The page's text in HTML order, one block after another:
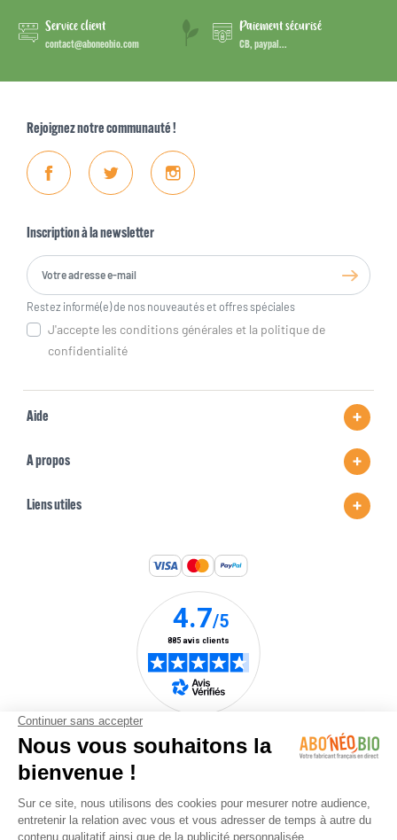
Service client
contact@aboneobio.com
Paiement sécurisé
CB, paypal...
Rejoignez notre communauté !
FacebookTwitter Instagram
Inscription à la newsletter
Restez informé(e) de nos nouveautés et offres spéciales
J'accepte les conditions générales et la politique de
confidentialité
Aide
A propos
Liens utiles
Une marque du